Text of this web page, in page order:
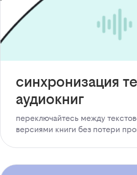
синхронизация
аудиокниг
переключайтесь между
версиями книги без потери